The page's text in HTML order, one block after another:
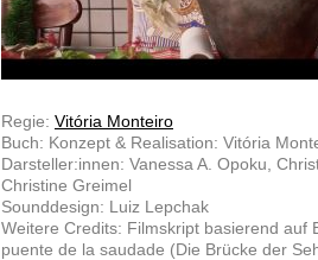
Regie: Vitória Monteiro
Buch: Konzept & Realisation: Vitória
Darsteller:innen: Vanessa A. Opoku,
Christine Greimel
Sounddesign: Luiz Lepchak
Weitere Credits: Filmskript basierend auf
puente de la saudade (Die Brücke der